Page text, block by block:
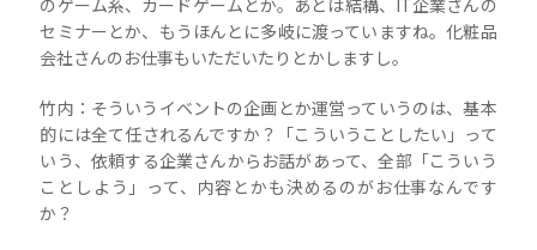
のゲーム系、カードゲームとか。あとは結構、IT企業さんの
セミナーとか、もうほんとに多岐に渡っていますね。化粧品
会社さんのお仕事もいただいたりとかしますし。
竹内：そういうイベントの企画とか運営っていうのは、基本
的には全て任されるんですか？「こういうことしたい」って
いう、依頼する企業さんからお話があって、全部「こういう
ことしよう」って、内容とかも決めるのがお仕事なんです
か？